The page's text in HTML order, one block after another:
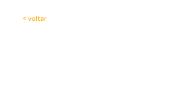
< voltar